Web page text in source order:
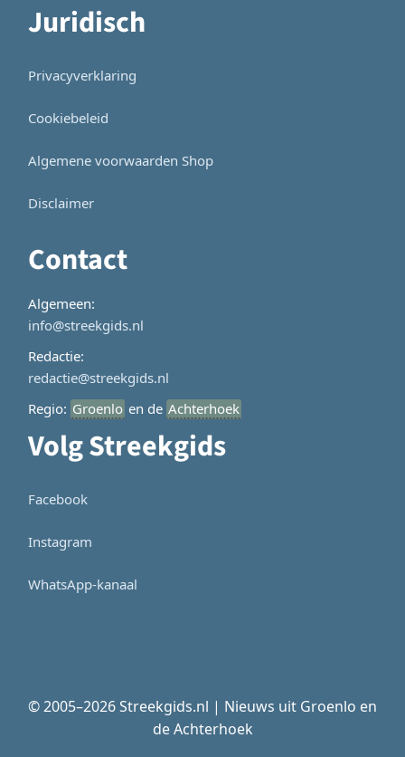
Juridisch
Privacyverklaring
Cookiebeleid
Algemene voorwaarden Shop
Disclaimer
Contact
Algemeen:
info@streekgids.nl
Redactie:
redactie@streekgids.nl
Regio: Groenlo en de Achterhoek
Volg Streekgids
Facebook
Instagram
WhatsApp-kanaal
© 2005–2026 Streekgids.nl | Nieuws uit Groenlo en
de Achterhoek